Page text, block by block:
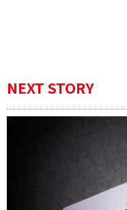
NEXT STORY